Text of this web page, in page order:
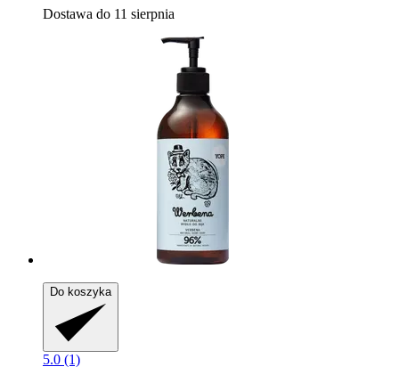
Dostawa do 11 sierpnia
Do koszyka
5.0 (1)